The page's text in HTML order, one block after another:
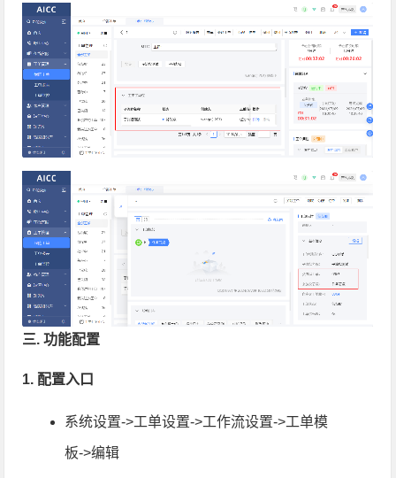
三. 功能配置
1. 配置入口
系统设置->工单设置->工作流设置->工单模
板->编辑